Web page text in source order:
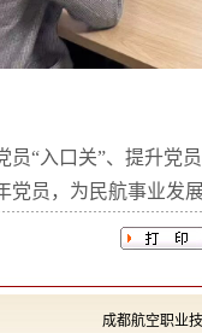
员“入口关”、提升党
党员，为民航事业发
成都航空职业